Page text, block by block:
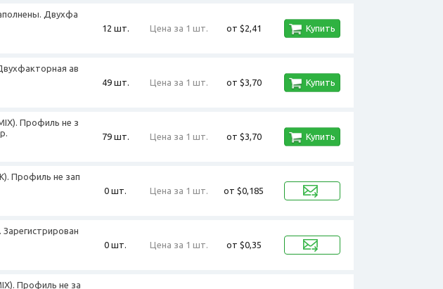
Двухфа
12 шт. Цена за 1 шт. от $2,41 Купить
ав
49 шт. Цена за 1 шт. от $3,70 Купить
Профиль не з
79 шт. Цена за 1 шт. от $3,70 Купить
Профиль не зап
0 шт. Цена за 1 шт. от $0,185
0 шт. Цена за 1 шт. от $0,35
Профиль не за